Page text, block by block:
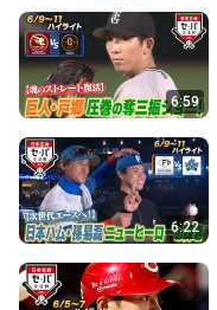
6:59
6:22